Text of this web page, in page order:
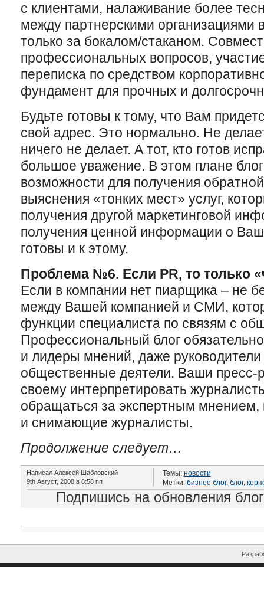
с клиентами, налаживание более
между партнерскими организациями
только за бокалом/стаканом.
профессиональных вопросов,
переписка по средством
фундамент для прочных и
Будьте готовы к тому, что Вам
свой адрес. Это нормально. Не
ничего не делает. А тот, кто готов
большое уважение. В этом плане
возможности для получения
выяснения «тонких мест» услуг,
получения другой маркетинговой
получения ценной информации о
готовы и к этому.
Проблема №6. Если PR, то только
Если в компании нет пиарщика – не
между Вашей компанией и СМИ,
функции специалиста по связям с
Профессиональный блог
и лидеры мнений, даже руководители
общественные деятели. Ваши пресс-
своему интерпретировать
обращаться за экспертным
и снимающие журналисты.
Продолжение следует…
Написал Алексей Шабловский
9th Август, 2008 в 8:58 пп
Темы: новости
Метки: бизнес-блог, блог,
Подпишись на обновления